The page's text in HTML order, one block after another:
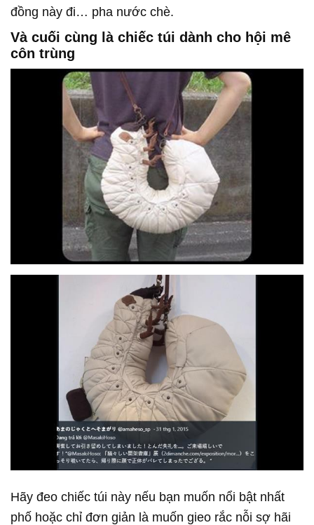
đồng này đi… pha nước chè.
Và cuối cùng là chiếc túi dành cho hội mê
côn trùng
Hãy đeo chiếc túi này nếu bạn muốn nổi bật nhất
phố hoặc chỉ đơn giản là muốn gieo rắc nỗi sợ hãi